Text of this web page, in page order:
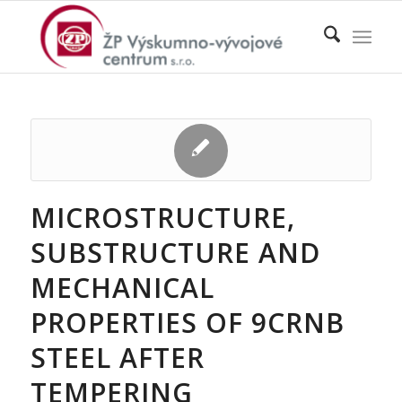
MICROSTRUCTURE,
SUBSTRUCTURE AND
MECHANICAL
PROPERTIES OF 9CRNB
STEEL AFTER
TEMPERING